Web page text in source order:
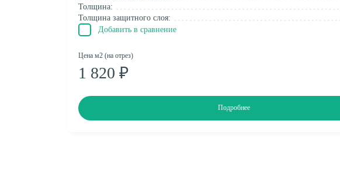
Толщина:
Толщина защитного слоя:
Добавить в сравнение
Цена м2 (на отрез)
1 820 ₽
Подробнее